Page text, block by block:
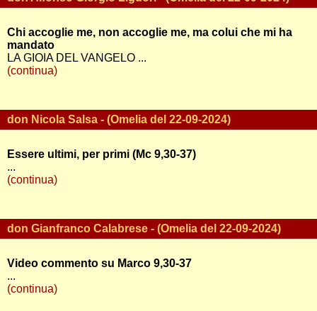
Chi accoglie me, non accoglie me, ma colui che mi ha
mandato
LA GIOIA DEL VANGELO ...
(continua)
don Nicola Salsa - (Omelia del 22-09-2024)
Essere ultimi, per primi (Mc 9,30-37)
...
(continua)
don Gianfranco Calabrese - (Omelia del 22-09-2024)
Video commento su Marco 9,30-37
...
(continua)